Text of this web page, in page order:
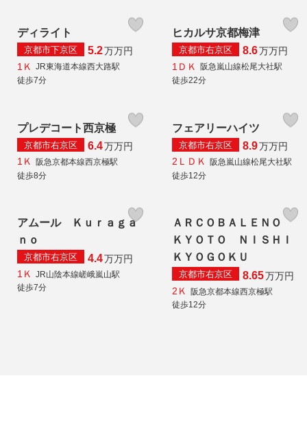
ディライト
京都市下京区 5.2万万円
1Ｋ
JR東海道本線西大路駅
徒歩7分
ヒカルサ京都梅津
京都市右京区 8.6万万円
1ＤＫ
阪急嵐山線松尾大社駅
徒歩22分
プレデコート西京極
京都市右京区 6.4万万円
1Ｋ 阪急京都本線西京極駅
徒歩8分
フェアリーハイツ
京都市右京区 8.9万万円
2ＬＤＫ 阪急嵐山線松尾大社駅
徒歩12分
アムール Ｋｕｒａｇａ
ｎｏ
京都市右京区 4.4万万円
1Ｋ
JR山陰本線嵯峨嵐山駅
徒歩7分
ＡＲＣＯＢＡＬＥＮＯ
ＫＹＯＴＯ ＮＩＳＨＩ
ＫＹＯＧＯＫＵ
京都市右京区 8.65万万円
2Ｋ
阪急京都本線西京極駅
徒歩12分